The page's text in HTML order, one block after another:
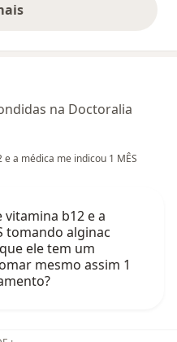
acima
na Doctoralia
a médica me indicou 1 MÊS
vitamina b12 e a
tomando alginac
ele tem um
mesmo assim 1